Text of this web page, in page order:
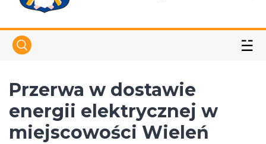
☱
Przerwa w dostawie
energii elektrycznej w
miejscowości Wieleń